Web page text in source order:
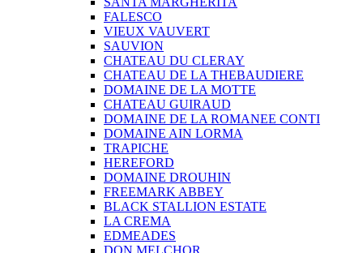
FALESCO
VIEUX VAUVERT
SAUVION
CHATEAU DU CLERAY
CHATEAU DE LA THEBAUDIERE
DOMAINE DE LA MOTTE
CHATEAU GUIRAUD
DOMAINE DE LA ROMANEE CONTI
DOMAINE AIN LORMA
TRAPICHE
HEREFORD
DOMAINE DROUHIN
FREEMARK ABBEY
BLACK STALLION ESTATE
LA CREMA
EDMEADES
DON MELCHOR